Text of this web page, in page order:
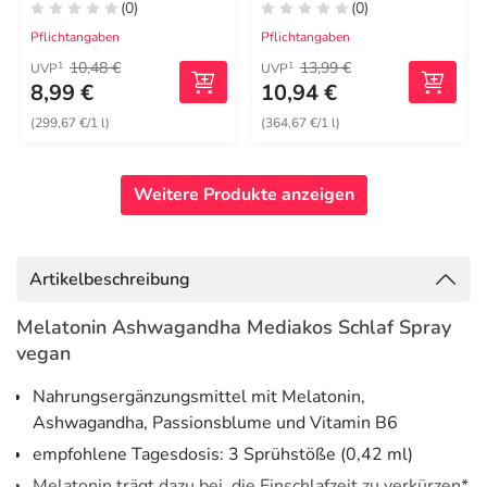
(0)
Pflichtangaben
UVP1 10,48 €
8,99 €
(299,67 €/1 l)
(0)
Pflichtangaben
UVP1 13,99 €
10,94 €
(364,67 €/1 l)
Weitere Produkte anzeigen
Artikelbeschreibung
Melatonin Ashwagandha Mediakos Schlaf Spray
vegan
Nahrungsergänzungsmittel mit Melatonin,
Ashwagandha, Passionsblume und Vitamin B6
empfohlene Tagesdosis: 3 Sprühstöße (0,42 ml)